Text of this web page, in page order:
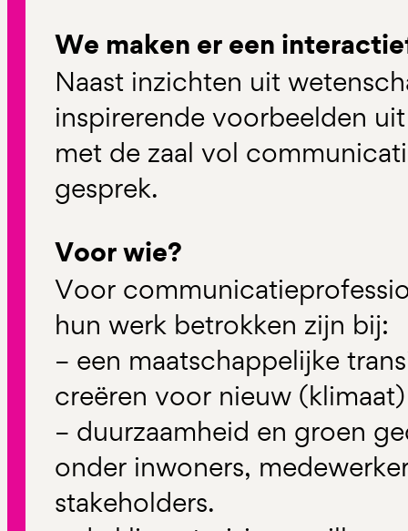
We maken er een
Naast inzichten uit
inspirerende voorbeelden
met de zaal vol
gesprek.
Voor wie?
Voor
hun werk betrokken zijn bij:
– een maatschappelijke
creëren voor nieuw
– duurzaamheid en groen
onder inwoners,
stakeholders.